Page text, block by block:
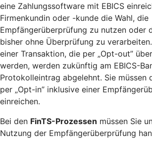
eine Zahlungssoftware mit EBICS
Firmenkundin oder -kunde die Wahl, die
Empfängerüberprüfung zu nutzen oder
bisher ohne Überprüfung zu
einer Transaktion, die per „Opt-out”
werden, werden zukünftig am EBICS-
Protokolleintrag abgelehnt. Sie müssen
per „Opt-in” inklusive einer
einreichen.
Bei den FinTS-Prozessen müssen Sie
Nutzung der Empfängerüberprüfung